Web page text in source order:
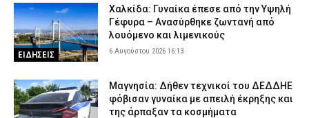
ΕΙΔΗΣΕΙΣ
Χαλκίδα: Γυναίκα έπεσε από την Υψηλή
Γέφυρα – Ανασύρθηκε ζωντανή από
λουόμενο και λιμενικούς
6 Αυγούστου 2026 16:13
Μαγνησία: Δήθεν τεχνικοί του ΔΕΔΔΗΕ
φόβισαν γυναίκα με απειλή έκρηξης και
της άρπαξαν τα κοσμήματα